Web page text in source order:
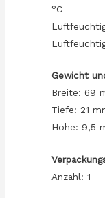
°C
Gewicht
Breite: 69
Tiefe: 21
Höhe: 9,5
Anzahl: 1